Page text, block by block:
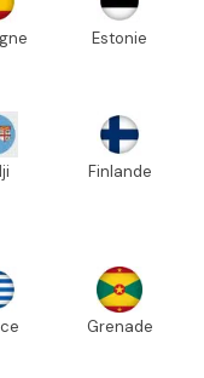
Estonie
Finlande
Grenade